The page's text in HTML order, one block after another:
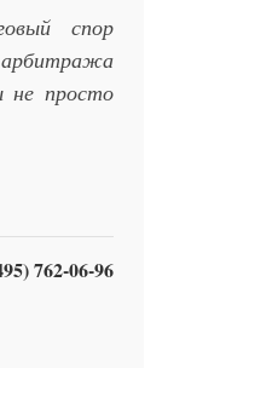
спор
арбитража
просто
762-06-96